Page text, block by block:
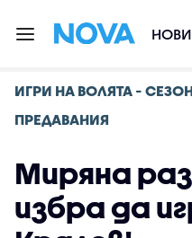
ИГРИ НА ВОЛЯТА -
ПРЕДАВАНИЯ
Миряна
избра да